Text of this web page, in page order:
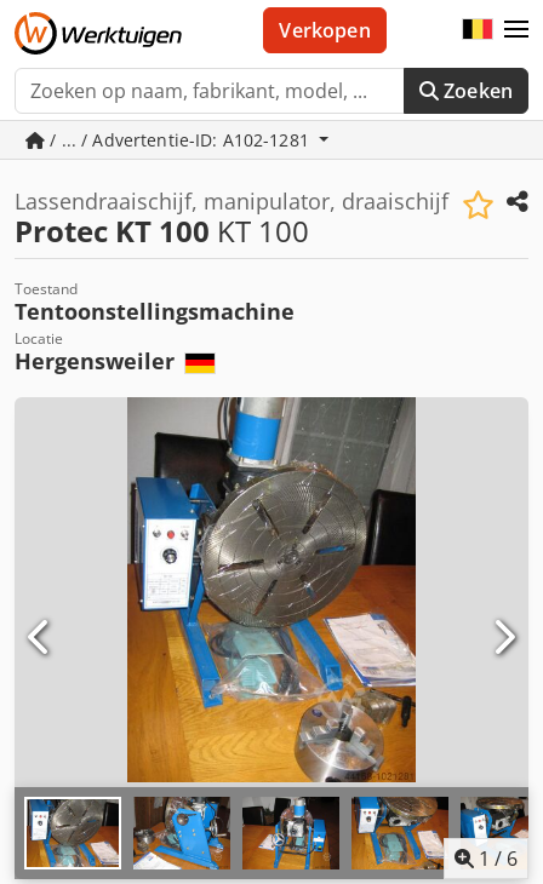
Zoeken
Verkopen
/ ... / Advertentie-ID: A102-1281
Lassendraaischijf, manipulator, draaischijf
Protec KT 100 KT 100
Toestand
Tentoonstellingsmachine
Locatie
Hergensweiler
1 / 6